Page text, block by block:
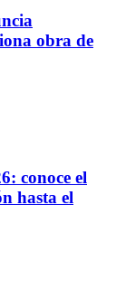
obra de
conoce el
hasta el